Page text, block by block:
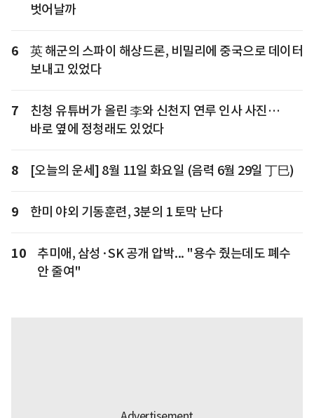
벗어날까
6
英 해군의 스파이 해상드론, 비밀리에 중국으로 데이터
보내고 있었다
7
친청 유튜버가 올린 李와 신천지 연루 인사 사진…
바로 옆에 정청래도 있었다
8 [오늘의 운세] 8월 11일 화요일 (음력 6월 29일 丁巳)
9 한미 야외 기동훈련, 3분의 1 토막 난다
10
추미애, 삼성·SK 공개 압박... "용수 줬는데도 폐수
안 줄여"